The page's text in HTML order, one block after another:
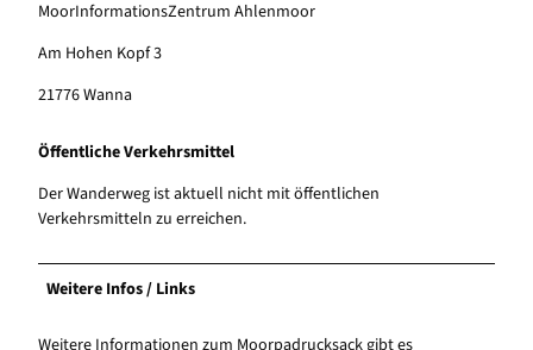
MoorInformationsZentrum Ahlenmoor
Am Hohen Kopf 3
21776 Wanna
Öffentliche Verkehrsmittel
Der Wanderweg ist aktuell nicht mit öffentlichen
Verkehrsmitteln zu erreichen.
Weitere Infos / Links
Weitere Informationen zum Moorpadrucksack gibt es